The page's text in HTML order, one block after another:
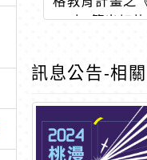
力·筆出好
訊息公告-相